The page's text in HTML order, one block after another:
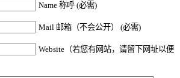
Name 称呼 (必需)
Mail 邮箱（不会公开） (必需)
Website（若您有网站，请留下网址以便